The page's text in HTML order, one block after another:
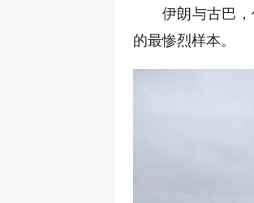
伊朗与古巴
的最惨烈样本。